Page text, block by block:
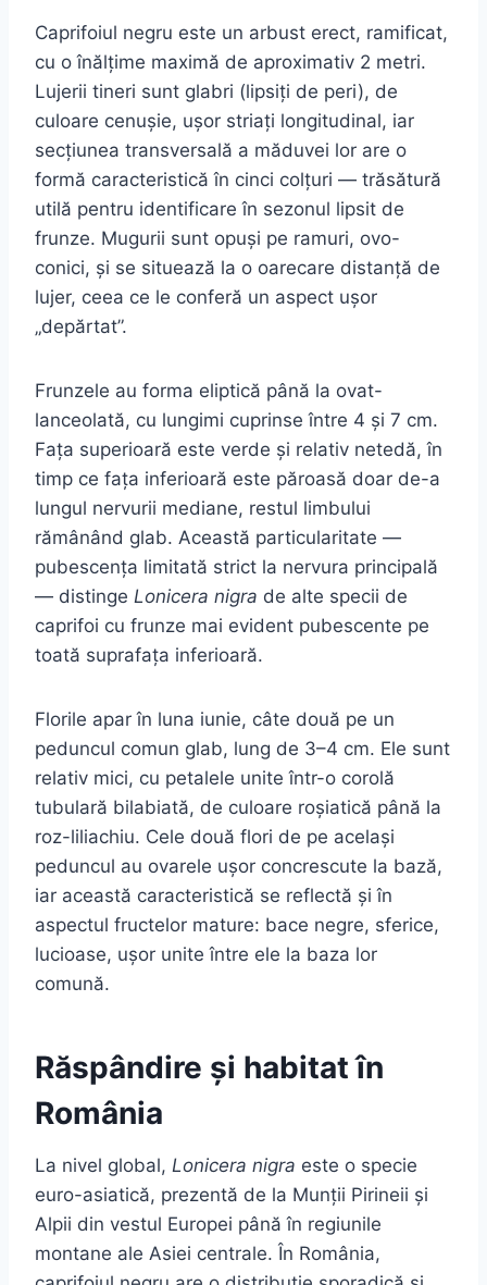
Caprifoiul negru este un arbust erect, ramificat,
cu o înălțime maximă de aproximativ 2 metri.
Lujerii tineri sunt glabri (lipsiți de peri), de
culoare cenușie, ușor striați longitudinal, iar
secțiunea transversală a măduvei lor are o
formă caracteristică în cinci colțuri — trăsătură
utilă pentru identificare în sezonul lipsit de
frunze. Mugurii sunt opuși pe ramuri, ovo-
conici, și se situează la o oarecare distanță de
lujer, ceea ce le conferă un aspect ușor
„depărtat”.
Frunzele au forma eliptică până la ovat-
lanceolată, cu lungimi cuprinse între 4 și 7 cm.
Fața superioară este verde și relativ netedă, în
timp ce fața inferioară este păroasă doar de-a
lungul nervurii mediane, restul limbului
rămânând glab. Această particularitate —
pubescența limitată strict la nervura principală
— distinge Lonicera nigra de alte specii de
caprifoi cu frunze mai evident pubescente pe
toată suprafața inferioară.
Florile apar în luna iunie, câte două pe un
peduncul comun glab, lung de 3–4 cm. Ele sunt
relativ mici, cu petalele unite într-o corolă
tubulară bilabiată, de culoare roșiatică până la
roz-liliachiu. Cele două flori de pe același
peduncul au ovarele ușor concrescute la bază,
iar această caracteristică se reflectă și în
aspectul fructelor mature: bace negre, sferice,
lucioase, ușor unite între ele la baza lor
comună.
Răspândire și habitat în
România
La nivel global, Lonicera nigra este o specie
euro-asiatică, prezentă de la Munții Pirineii și
Alpii din vestul Europei până în regiunile
montane ale Asiei centrale. În România,